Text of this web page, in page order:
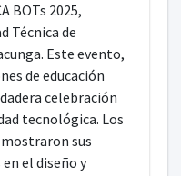
BOTs 2025,
Técnica de
Este evento,
de educación
celebración
tecnológica. Los
sus
el diseño y